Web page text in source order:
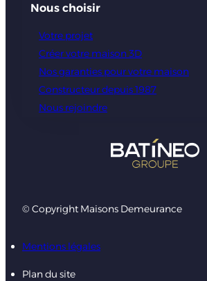
Nous choisir
Votre projet
Créer votre maison 3D
Nos garanties pour votre maison
Constructeur depuis 1987
Nous rejoindre
© Copyright Maisons Demeurance
Mentions légales
Plan du site